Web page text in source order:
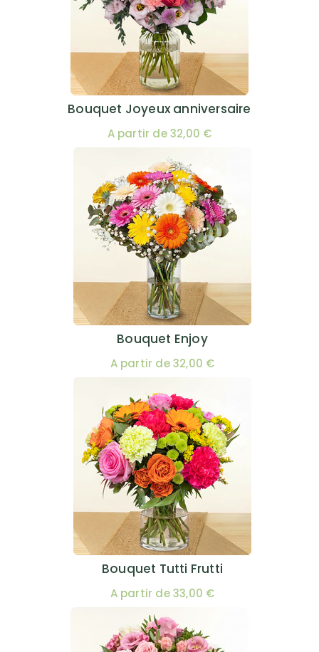
Bouquet Joyeux anniversaire
A partir de 32,00 €
Bouquet Enjoy
A partir de 32,00 €
Bouquet Tutti Frutti
A partir de 33,00 €